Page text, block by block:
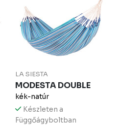
LA SIESTA
MODESTA DOUBLE
kék-natúr
Készleten a
Függőágyboltban